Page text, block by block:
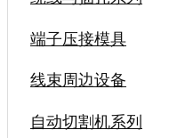
端子压接模具
线束周边设备
自动切割机系列